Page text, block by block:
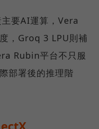
要AI運算，Vera
，Groq 3 LPU則補
Rubin平台不只服
部署後的推理階
、